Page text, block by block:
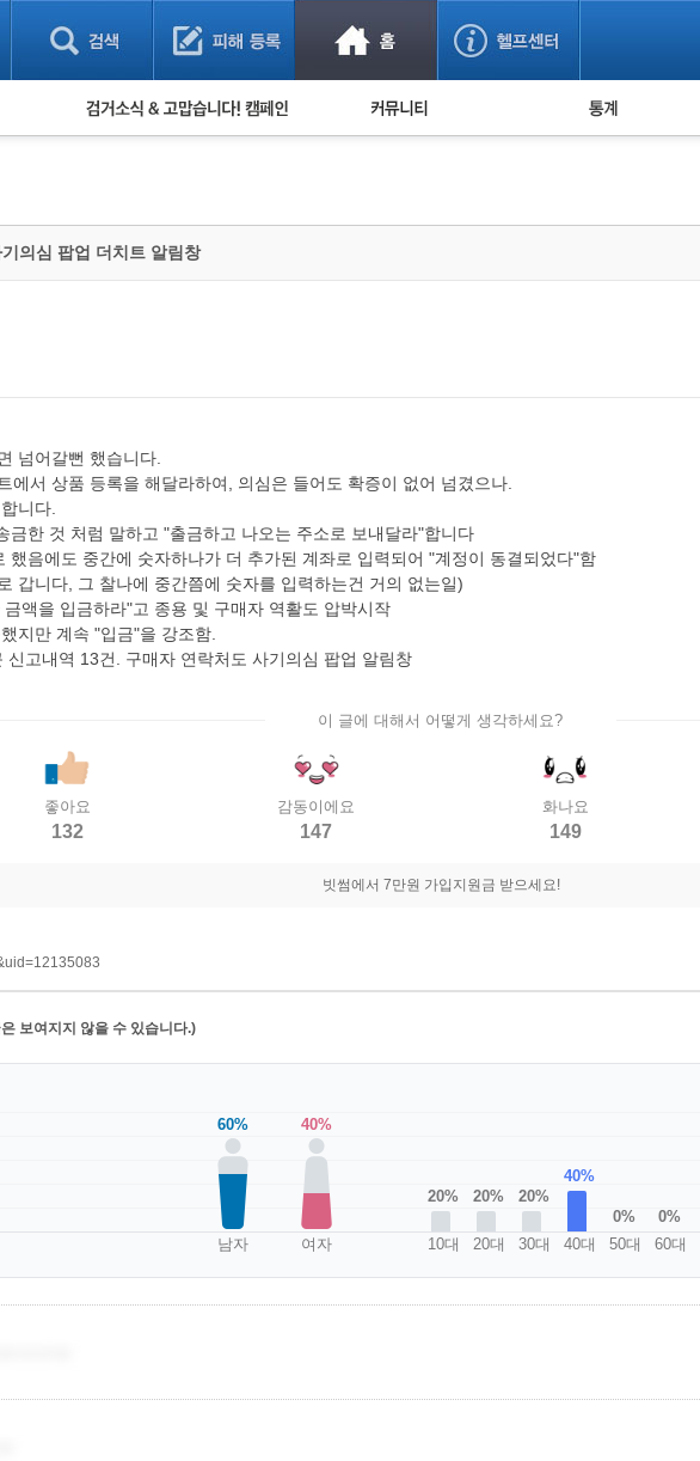
검거 소식 사기 예방했어요! 누적 피해사례 통계
의심 팝업 더치트 알림창
넘어갈뻔 했습니다.
에서 상품 등록을 해달라하여, 의심은 들어도 확증이 없어 넘겼으나.
니다.
금한 것 처럼 말하고 "출금하고 나오는 주소로 보내달라"합니다
했음에도 중간에 숫자하나가 더 추가된 계좌로 입력되어 "계정이 동결되었다"함
갑니다, 그 찰나에 중간쯤에 숫자를 입력하는건 거의 없는일)
액을 입금하라"고 종용 및 구매자 역활도 압박시작
지만 계속 "입금"을 강조함.
고내역 13건. 구매자 연락처도 사기의심 팝업 알림창
이 글에 대해서 어떻게 생각하세요?
좋아요
132
감동이에요
147
화나요
149
빗썸에서 7만원 가입지원금 받으세요!
보여지지 않을 수 있습니다.)
60%
남자
40%
여자
20%
10대
20%
20대
20%
30대
40%
40대
0%
50대
0%
60대